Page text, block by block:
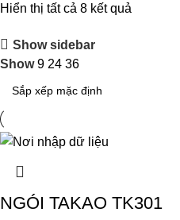
Hiển thị tất cả 8 kết quả
Show sidebar
Show9 24 36
NGÓI TAKAO TK301